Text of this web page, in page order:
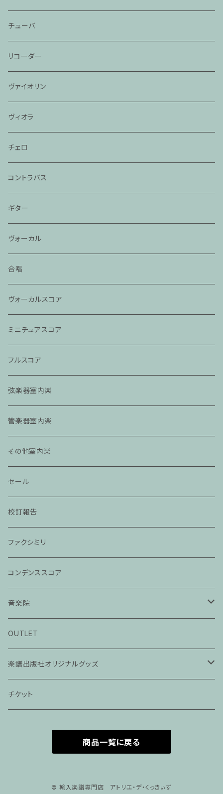
チューバ
リコーダー
ヴァイオリン
ヴィオラ
チェロ
コントラバス
ギター
ヴォーカル
合唱
ヴォーカルスコア
ミニチュアスコア
フルスコア
弦楽器室内楽
管楽器室内楽
その他室内楽
セール
校訂報告
ファクシミリ
コンデンススコア
音楽院
ピアノ科３０分レッスン
ピアノ科４５分レッスン
家族割プラン
家族割適用プラン2
声楽ピアノ４５分レッスン
ヴァイオリンピアノ６０分レッスン
OUTLET
楽譜出版社オリジナルグッズ
アパレル
チケット
商品一覧に戻る
© 輸入楽譜専門店 アトリエ・デ・くっきぃず